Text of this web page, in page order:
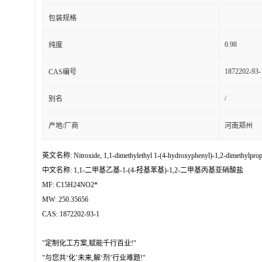
包装规格
纯度 0.98
CAS编号 1872202-93-
别名 /
产地/厂商 河南郑州
英文名称: Nitroxide, 1,1-dimethylethyl 1-(4-hydroxyphenyl)-1,2-
中文名称: 1,1-二甲基乙基-1-(4-羟基苯基)-1,2-二甲基丙基亚硝酸盐
MF: C15H24NO2*
MW: 250.35656
CAS: 1872202-93-1
"定制化工方案,赋能千行百业!"
"与您共‘化’未来,解‘剂’行业难题!"